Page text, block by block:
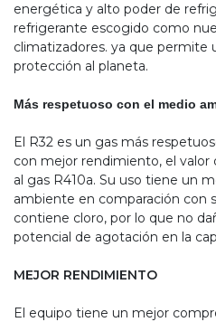
energética y alto poder de
refrigerante escogido como
climatizadores. ya que permite
protección al planeta.
Más respetuoso con el medio
El R32 es un gas más
con mejor rendimiento, el valor
al gas R410a. Su uso tiene un
ambiente en comparación con
contiene cloro, por lo que no
potencial de agotación en la
MEJOR RENDIMIENTO
El equipo tiene un mejor